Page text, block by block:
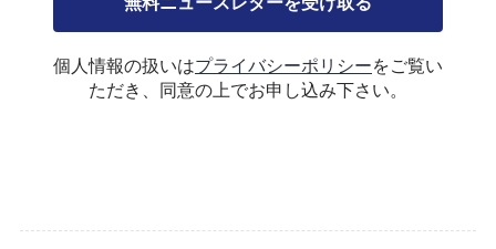
個人情報の扱いはプライバシーポリシーをご覧い
ただき、同意の上でお申し込み下さい。